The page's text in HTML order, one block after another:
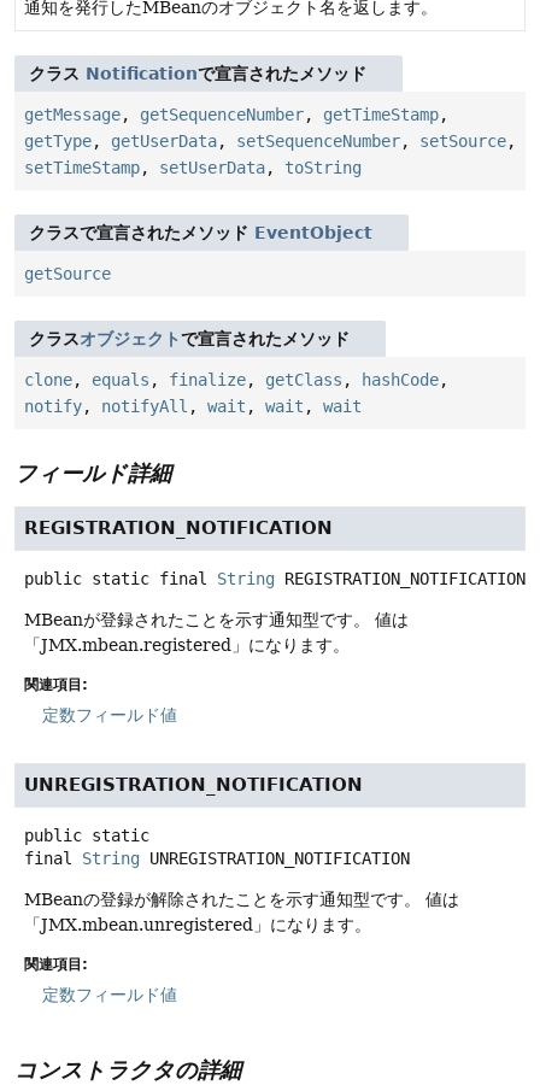
通知を発行したMBeanのオブジェクト名を返します。
クラス Notificationで宣言されたメソッド
getMessage, getSequenceNumber, getTimeStamp,
getType, getUserData, setSequenceNumber, setSource,
setTimeStamp, setUserData, toString
クラスで宣言されたメソッド EventObject
getSource
クラスオブジェクトで宣言されたメソッド
clone, equals , finalize, getClass , hashCode,
notify, notifyAll , wait , wait , wait
フィールド詳細
REGISTRATION_NOTIFICATION
public static final String REGISTRATION_NOTIFICATION
MBeanが登録されたことを示す通知型です。
値は
「JMX.mbean.registered」になります。
関連項目:
定数フィールド値
UNREGISTRATION_NOTIFICATION
public static
final
String UNREGISTRATION_NOTIFICATION
MBeanの登録が解除されたことを示す通知型です。
値は
「JMX.mbean.unregistered」になります。
関連項目:
定数フィールド値
コンストラクタの詳細